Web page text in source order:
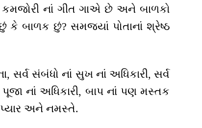
કમજોરી નાં ગીત ગાએ છે અને બાળકો
કે બાળક છું? સમજ્યાં પોતાનાં શ્રેષ્ઠ
સર્વ સંબંધો નાં સુખ નાં અધિકારી, સર્વ
પૂજા નાં અધિકારી, બાપ નાં પણ મસ્તક
પ્યાર અને નમસ્તે.